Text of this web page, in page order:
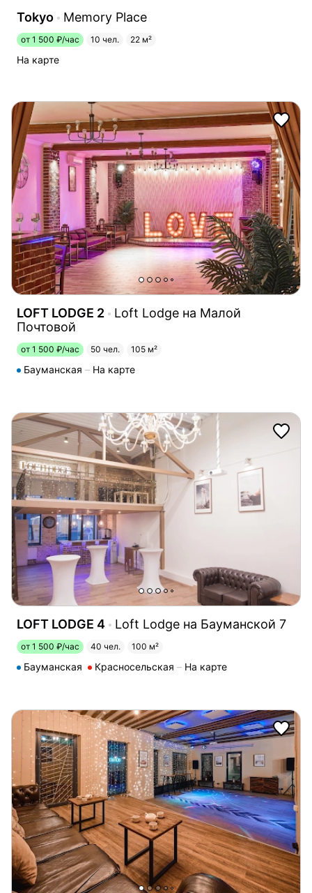
Tokyo Memory Place
от 1 500 ₽/час 10 чел. 22 м²
На карте
LOFT LODGE 2
Loft Lodge на Малой
Почтовой
от 1 500 ₽/час 50 чел. 105 м²
Бауманская На карте
LOFT LODGE 4 Loft Lodge на Бауманской 7
от 1 500 ₽/час 40 чел. 100 м²
Бауманская Красносельская На карте